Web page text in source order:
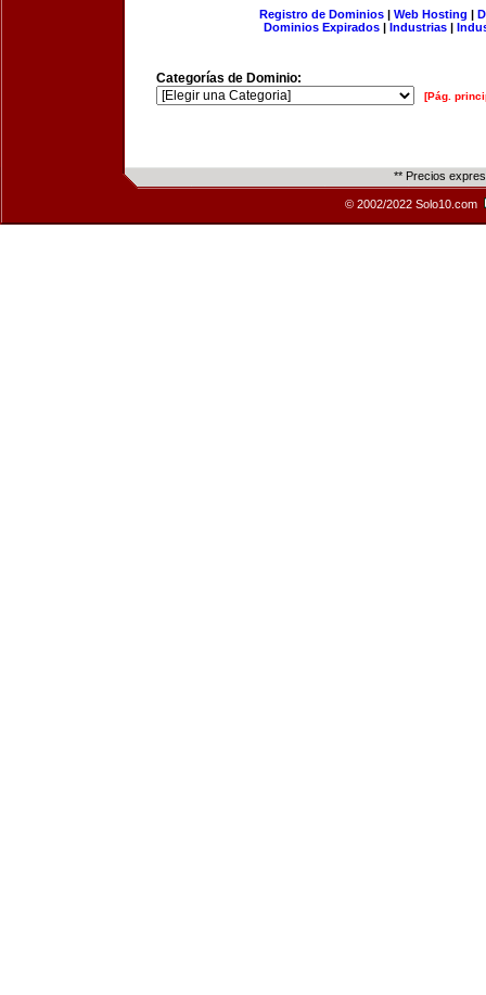
Registro de Dominios| Web Hosting |
Dominios Expirados | Industrias |
Categorías de Dominio:
[Pág.
** Precios
© 2002/2022 Solo10.com